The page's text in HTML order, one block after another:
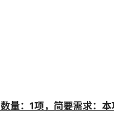
数量： 1项， 简要需求： 本